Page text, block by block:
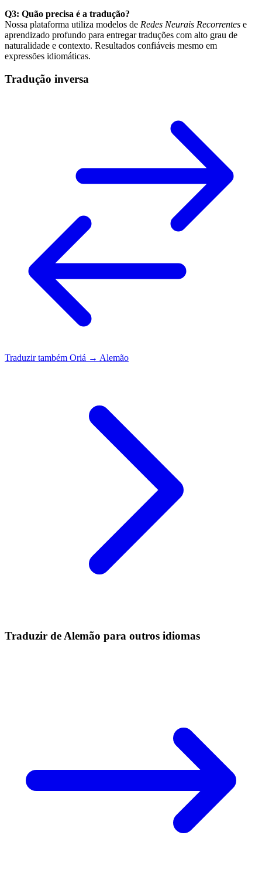
Q3: Quão precisa é a tradução?
Nossa plataforma utiliza modelos de Redes Neurais Recorrentes e
aprendizado profundo para entregar traduções com alto grau de
naturalidade e contexto. Resultados confiáveis mesmo em
expressões idiomáticas.
Tradução inversa
Traduzir também Oriá → Alemão
Traduzir de Alemão para outros idiomas